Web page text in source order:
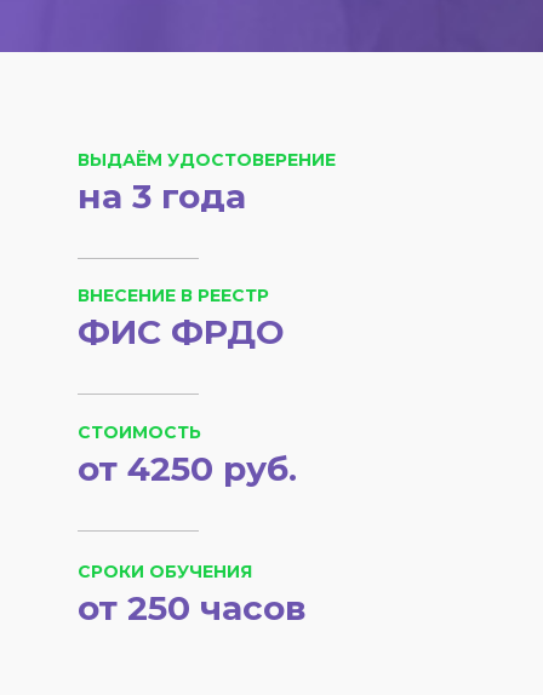
ВЫДАЁМ УДОСТОВЕРЕНИЕ
на 3 года
ВНЕСЕНИЕ В РЕЕСТР
ФИС ФРДО
СРОКИ ОБУЧЕНИЯ
СТОИМОСТЬ
от 250 часов
от 4250 руб.